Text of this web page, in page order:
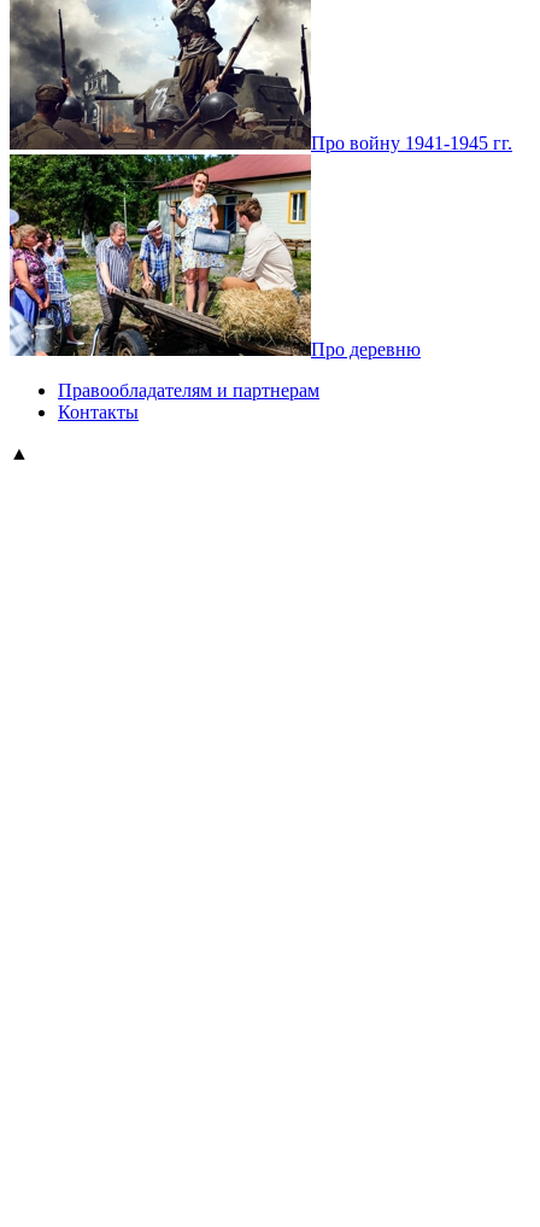
Про войну 1941-1945 гг.
Про деревню
Правообладателям и партнерам
Контакты
▲